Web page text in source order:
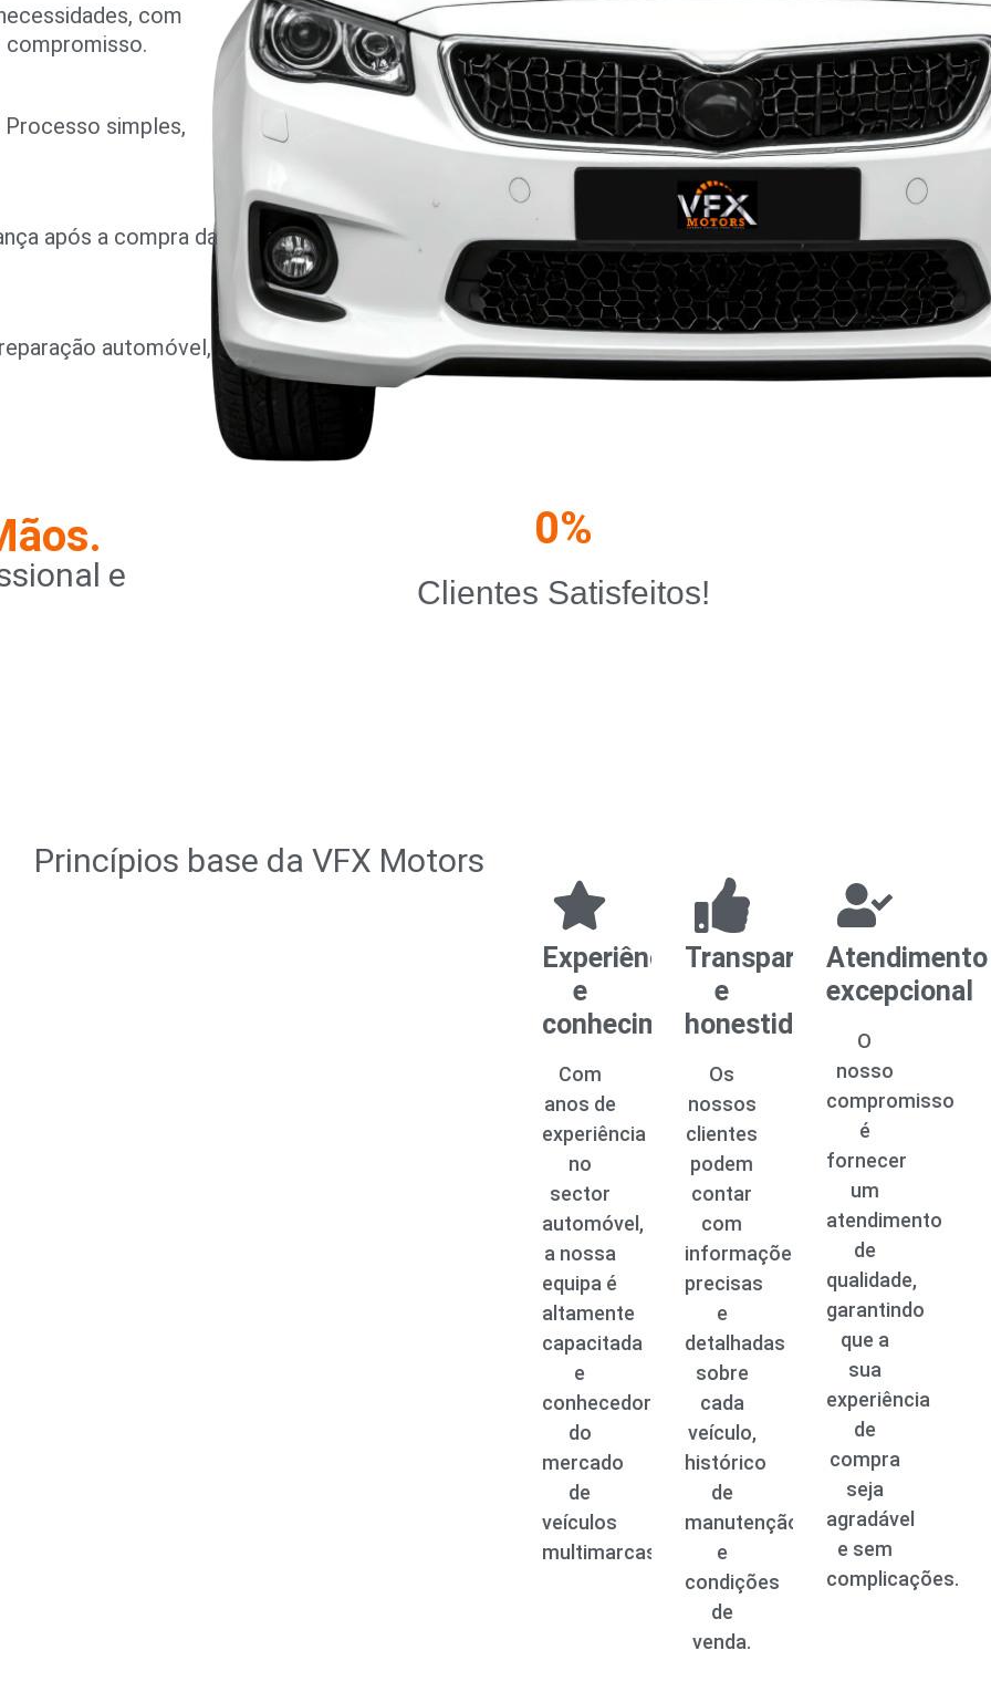
com
compromisso.
simples,
após a compra da
automóvel,
e
Clientes Satisfeitos!
0%
Princípios base da VFX Motors
Experiência
e
conhecimento
Com
anos de
experiência
no
sector
automóvel,
a nossa
equipa é
altamente
capacitada
e
conhecedora
do
mercado
de
veículos
multimarcas.
Transparência
e
honestidade
Os
nossos
clientes
podem
contar
com
informações
precisas
e
detalhadas
sobre
cada
veículo,
histórico
de
manutenção
e
condições
de
venda.
Atendimento
excepcional
O
nosso
compromisso
é
fornecer
um
atendimento
de
qualidade,
garantindo
que a
sua
experiência
de
compra
seja
agradável
e sem
complicações.